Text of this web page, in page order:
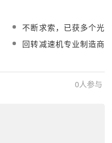
不断求索，已获多个光
热订单的恒星传动研发
出大镜面回转减速机样
回转减速机专业制造商
0人参与